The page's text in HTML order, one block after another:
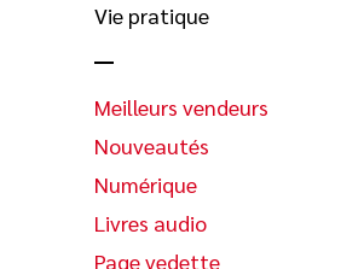
Vie pratique
Meilleurs vendeurs
Nouveautés
Numérique
Livres audio
Page vedette